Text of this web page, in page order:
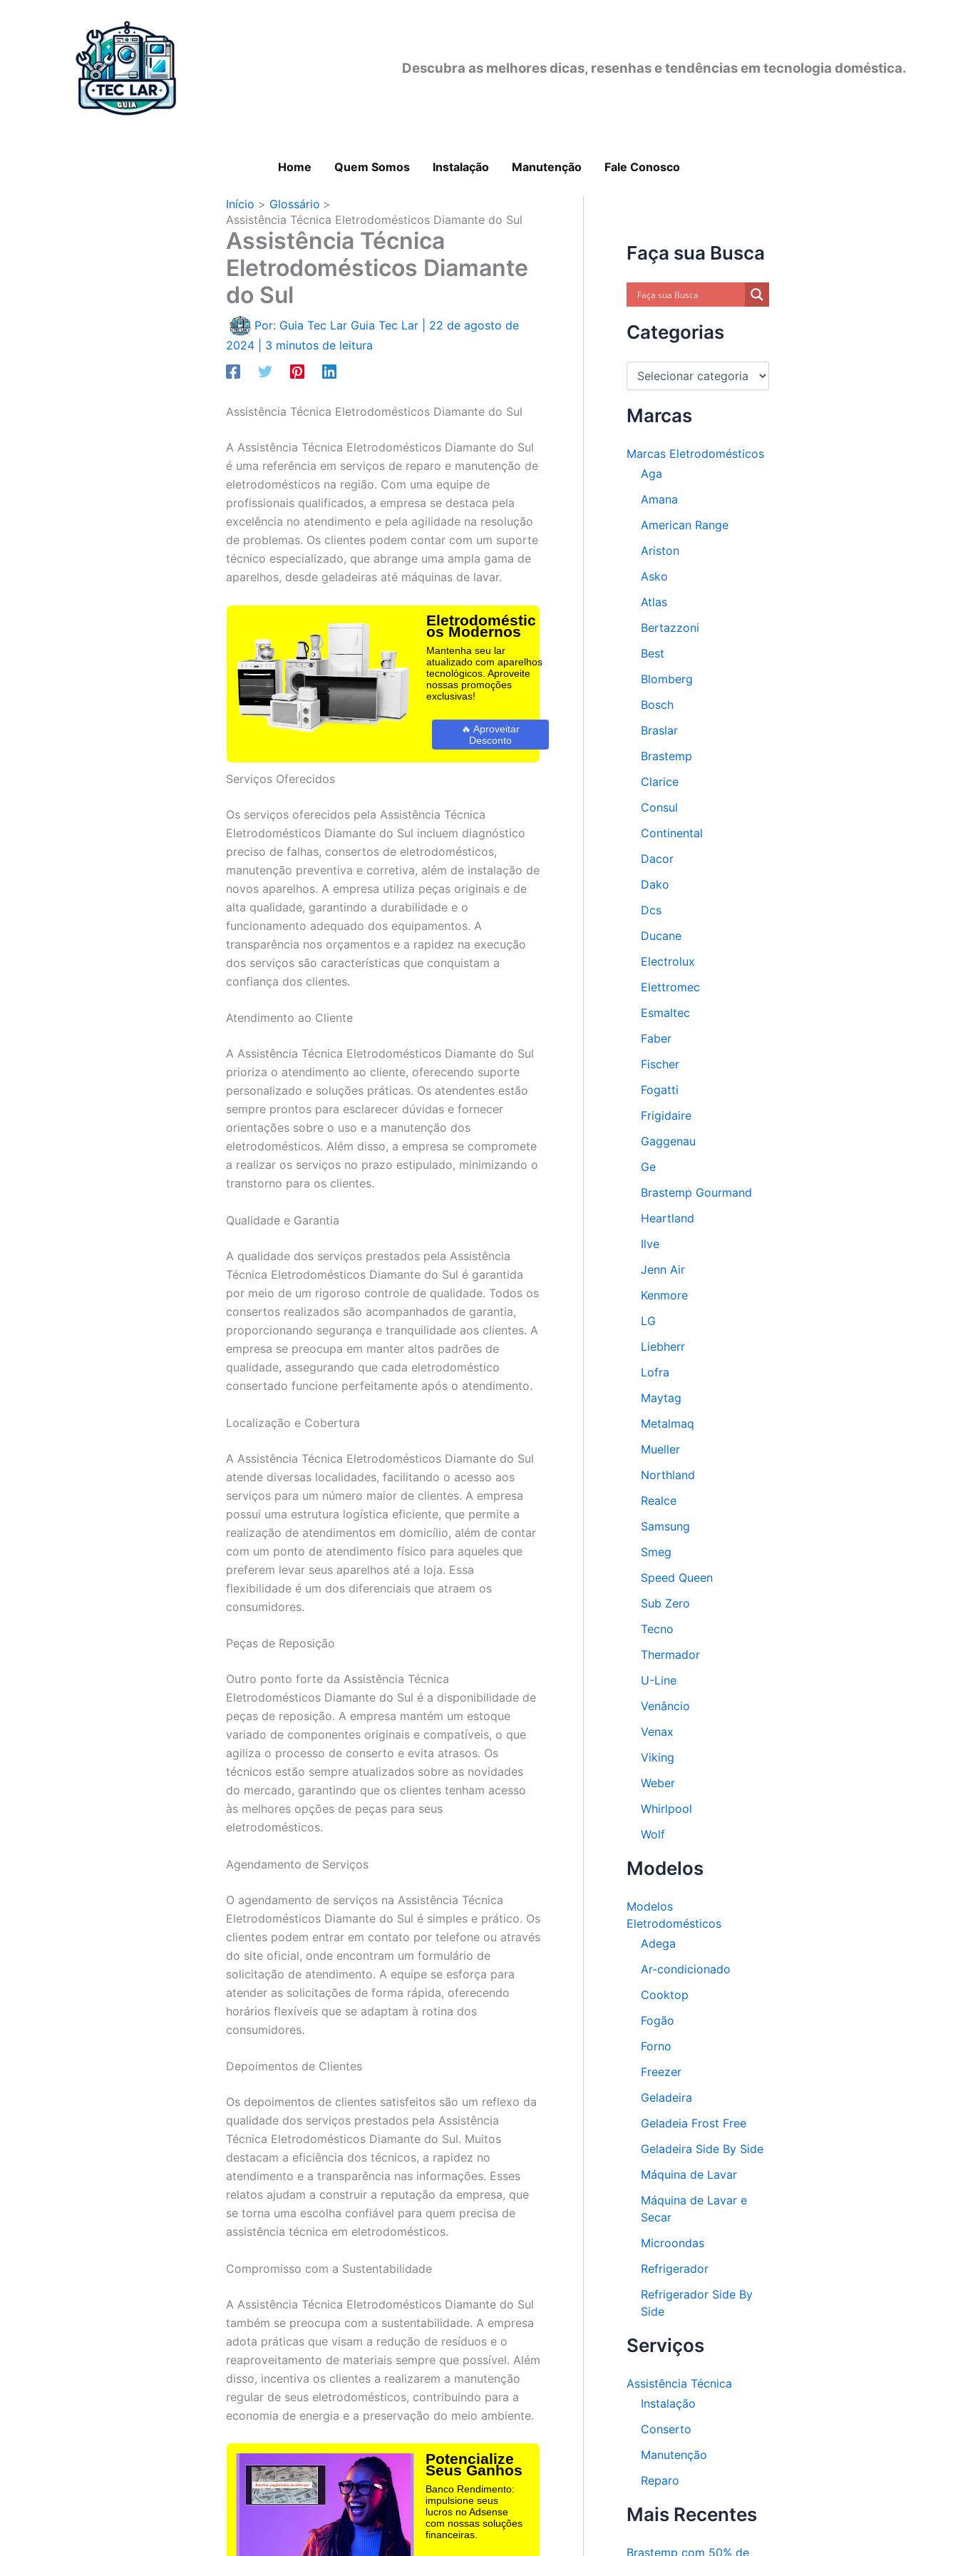
Descubra as melhores dicas, resenhas e tendências em tecnologia doméstica.
Home Quem Somos Instalação Manutenção Fale Conosco
Início
Glossário
Assistência Técnica Eletrodomésticos Diamante do Sul
Assistência Técnica
Eletrodomésticos Diamante
do Sul
Por: Guia Tec Lar Guia Tec Lar
22 de agosto de
2024
3 minutos de leitura
Assistência Técnica Eletrodomésticos Diamante do Sul
A Assistência Técnica Eletrodomésticos Diamante do Sul
é uma referência em serviços de reparo e manutenção de
eletrodomésticos na região. Com uma equipe de
profissionais qualificados, a empresa se destaca pela
excelência no atendimento e pela agilidade na resolução
de problemas. Os clientes podem contar com um suporte
técnico especializado, que abrange uma ampla gama de
aparelhos, desde geladeiras até máquinas de lavar.
Eletrodoméstic
os Modernos
Mantenha seu lar
atualizado com aparelhos
tecnológicos. Aproveite
nossas promoções
exclusivas!
🔥 Aproveitar
Desconto
Serviços Oferecidos
Os serviços oferecidos pela Assistência Técnica
Eletrodomésticos Diamante do Sul incluem diagnóstico
preciso de falhas, consertos de eletrodomésticos,
manutenção preventiva e corretiva, além de instalação de
novos aparelhos. A empresa utiliza peças originais e de
alta qualidade, garantindo a durabilidade e o
funcionamento adequado dos equipamentos. A
transparência nos orçamentos e a rapidez na execução
dos serviços são características que conquistam a
confiança dos clientes.
Atendimento ao Cliente
A Assistência Técnica Eletrodomésticos Diamante do Sul
prioriza o atendimento ao cliente, oferecendo suporte
personalizado e soluções práticas. Os atendentes estão
sempre prontos para esclarecer dúvidas e fornecer
orientações sobre o uso e a manutenção dos
eletrodomésticos. Além disso, a empresa se compromete
a realizar os serviços no prazo estipulado, minimizando o
transtorno para os clientes.
Qualidade e Garantia
A qualidade dos serviços prestados pela Assistência
Técnica Eletrodomésticos Diamante do Sul é garantida
por meio de um rigoroso controle de qualidade. Todos os
consertos realizados são acompanhados de garantia,
proporcionando segurança e tranquilidade aos clientes. A
empresa se preocupa em manter altos padrões de
qualidade, assegurando que cada eletrodoméstico
consertado funcione perfeitamente após o atendimento.
Localização e Cobertura
A Assistência Técnica Eletrodomésticos Diamante do Sul
atende diversas localidades, facilitando o acesso aos
serviços para um número maior de clientes. A empresa
possui uma estrutura logística eficiente, que permite a
realização de atendimentos em domicílio, além de contar
com um ponto de atendimento físico para aqueles que
preferem levar seus aparelhos até a loja. Essa
flexibilidade é um dos diferenciais que atraem os
consumidores.
Peças de Reposição
Outro ponto forte da Assistência Técnica
Eletrodomésticos Diamante do Sul é a disponibilidade de
peças de reposição. A empresa mantém um estoque
variado de componentes originais e compatíveis, o que
agiliza o processo de conserto e evita atrasos. Os
técnicos estão sempre atualizados sobre as novidades
do mercado, garantindo que os clientes tenham acesso
às melhores opções de peças para seus
eletrodomésticos.
Agendamento de Serviços
O agendamento de serviços na Assistência Técnica
Eletrodomésticos Diamante do Sul é simples e prático. Os
clientes podem entrar em contato por telefone ou através
do site oficial, onde encontram um formulário de
solicitação de atendimento. A equipe se esforça para
atender as solicitações de forma rápida, oferecendo
horários flexíveis que se adaptam à rotina dos
consumidores.
Depoimentos de Clientes
Os depoimentos de clientes satisfeitos são um reflexo da
qualidade dos serviços prestados pela Assistência
Técnica Eletrodomésticos Diamante do Sul. Muitos
destacam a eficiência dos técnicos, a rapidez no
atendimento e a transparência nas informações. Esses
relatos ajudam a construir a reputação da empresa, que
se torna uma escolha confiável para quem precisa de
assistência técnica em eletrodomésticos.
Compromisso com a Sustentabilidade
A Assistência Técnica Eletrodomésticos Diamante do Sul
também se preocupa com a sustentabilidade. A empresa
adota práticas que visam a redução de resíduos e o
reaproveitamento de materiais sempre que possível. Além
disso, incentiva os clientes a realizarem a manutenção
regular de seus eletrodomésticos, contribuindo para a
economia de energia e a preservação do meio ambiente.
Potencialize
Seus Ganhos
Banco Rendimento:
impulsione seus
lucros no Adsense
com nossas soluções
financeiras.
Faça sua Busca
Categorias
C
e
g
r
Marcas
Marcas Eletrodomésticos
Aga
Amana
American Range
Ariston
Asko
Atlas
Bertazzoni
Best
Blomberg
Bosch
Braslar
Brastemp
Clarice
Consul
Continental
Dacor
Dako
Dcs
Ducane
Electrolux
Elettromec
Esmaltec
Faber
Fischer
Fogatti
Frigidaire
Gaggenau
Ge
Brastemp Gourmand
Heartland
Ilve
Jenn Air
Kenmore
LG
Liebherr
Lofra
Maytag
Metalmaq
Mueller
Northland
Realce
Samsung
Smeg
Speed Queen
Sub Zero
Tecno
Thermador
U-Line
Venâncio
Venax
Viking
Weber
Whirlpool
Wolf
Modelos
Modelos
Eletrodomésticos
Adega
Ar-condicionado
Cooktop
Fogão
Forno
Freezer
Geladeira
Geladeia Frost Free
Geladeira Side By Side
Máquina de Lavar
Máquina de Lavar e
Secar
Microondas
Refrigerador
Refrigerador Side By
Side
Serviços
Assistência Técnica
Instalação
Conserto
Manutenção
Reparo
Mais Recentes
Brastemp com 50% de